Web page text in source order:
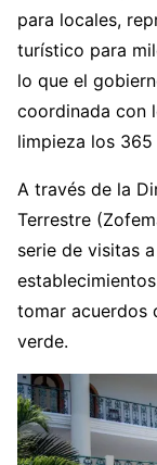
para locales,
turístico para
lo que el
coordinada con
limpieza los 365
A través de la
Terrestre
serie de visitas
tomar acuerdos
verde.